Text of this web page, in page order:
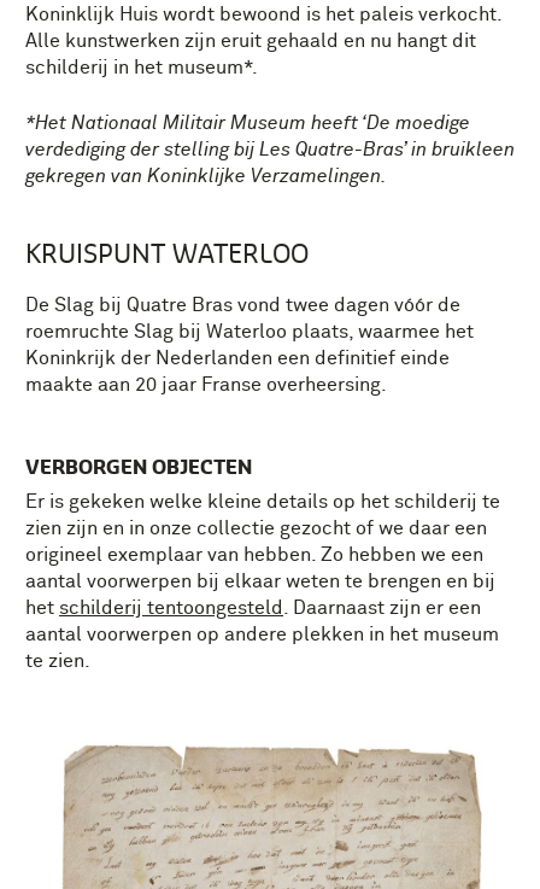
Koninklijk Huis wordt bewoond is het paleis verkocht.
Alle kunstwerken zijn eruit gehaald en nu hangt dit
schilderij in het museum*.
*Het Nationaal Militair Museum heeft ‘De moedige
verdediging der stelling bij Les Quatre-Bras’ in bruikleen
gekregen van Koninklijke Verzamelingen.
KRUISPUNT WATERLOO
De Slag bij Quatre Bras vond twee dagen vóór de
roemruchte Slag bij Waterloo plaats, waarmee het
Koninkrijk der Nederlanden een definitief einde
maakte aan 20 jaar Franse overheersing.
VERBORGEN OBJECTEN
Er is gekeken welke kleine details op het schilderij te
zien zijn en in onze collectie gezocht of we daar een
origineel exemplaar van hebben. Zo hebben we een
aantal voorwerpen bij elkaar weten te brengen en bij
het schilderij tentoongesteld
. Daarnaast zijn er een
aantal voorwerpen op andere plekken in het museum
te zien.